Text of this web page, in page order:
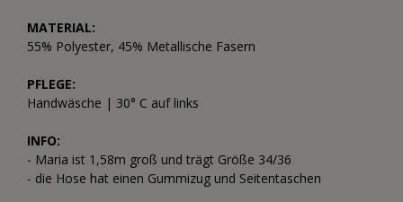
MATERIAL:
55% Polyester, 45% Metallische Fasern
PFLEGE:
Handwäsche | 30° C auf links
INFO:
- Maria ist 1,58m groß und trägt Größe 34/36
- die Hose hat einen Gummizug und Seitentaschen